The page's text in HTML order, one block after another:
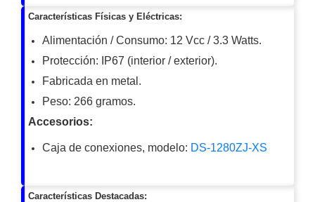
TurboHD
HD-TVI
Ambientes
Salinos
Antiexplosión
TurretEspecialesLente
Motorizado
- TurboHD
Características Físicas y Eléctricas:
Alimentación / Consumo: 12 Vcc / 3.3 Watts.
Protección: IP67 (interior / exterior).
Fabricada en metal.
Peso: 266 gramos.
Accesorios:
Caja de conexiones, modelo: DS-1280ZJ-XS
Características Destacadas: